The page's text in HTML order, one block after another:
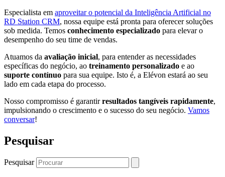
Especialista em aproveitar o potencial da Inteligência Artificial no
RD Station CRM, nossa equipe está pronta para oferecer soluções
sob medida. Temos conhecimento especializado para elevar o
desempenho do seu time de vendas.
Atuamos da avaliação inicial, para entender as necessidades
específicas do negócio, ao treinamento personalizado e ao
suporte contínuo para sua equipe. Isto é, a Elévon estará ao seu
lado em cada etapa do processo.
Nosso compromisso é garantirresultados tangíveis rapidamente,
impulsionando o crescimento e o sucesso do seu negócio. Vamos
conversar!
Pesquisar
Pesquisar